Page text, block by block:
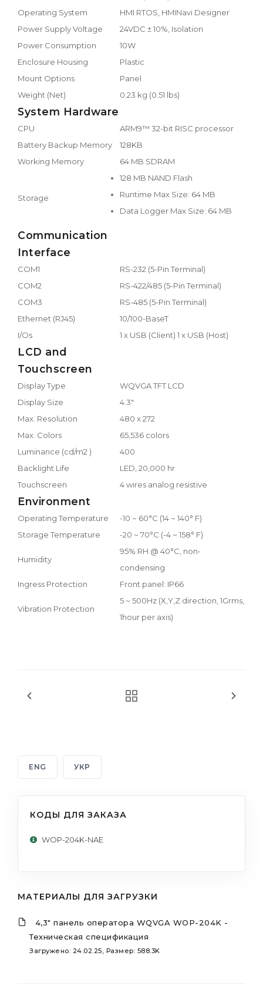
Operating System
HMI RTOS, HMINavi Designer
Power Supply Voltage
24VDC ± 10%, Isolation
Power Consumption
10W
Enclosure Housing
Plastic
Mount Options
Panel
Weight (Net)
0.23 kg (0.51 lbs)
System Hardware
CPU
ARM9™ 32-bit RISC processor
Battery Backup Memory
128KB
Working Memory
64 MB SDRAM
Storage
128 MB NAND Flash
Runtime Max Size: 64 MB
Data Logger Max Size: 64 MB
Communication
Interface
COM1
RS-232 (5-Pin Terminal)
COM2
RS-422/485 (5-Pin Terminal)
COM3
RS-485 (5-Pin Terminal)
Ethernet (RJ45)
10/100-BaseT
I/Os
1 x USB (Client) 1 x USB (Host)
LCD and
Touchscreen
Display Type
WQVGA TFT LCD
Display Size
4.3"
Max. Resolution
480 x 272
Max. Colors
65,536 colors
Luminance (cd/m2 )
400
Backlight Life
LED, 20,000 hr
Touchscreen
4 wires analog resistive
Environment
Operating Temperature
-10 ~ 60°C (14 ~ 140° F)
Storage Temperature
-20 ~ 70°C (-4 ~ 158° F)
Humidity
95% RH @ 40°C, non-
condensing
Ingress Protection
Front panel: IP66
Vibration Protection
5 ~ 500Hz (X,Y,Z direction, 1Grms,
1hour per axis)
ENG УКР
КОДЫ ДЛЯ ЗАКАЗА
WOP-204K-NAE
МАТЕРИАЛЫ ДЛЯ ЗАГРУЗКИ
4,3" панель оператора WQVGA WOP-204K -
Техническая спецификация
Загружено: 24.02.25, Размер: 588.3K